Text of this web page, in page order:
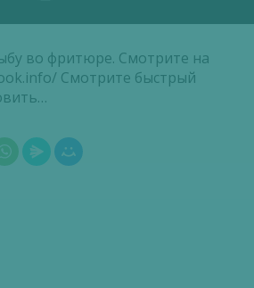
во фритюре. Смотрите на
Смотрите быстрый